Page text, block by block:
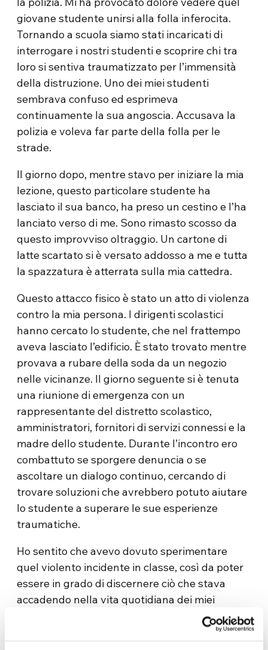
giovane studente unirsi alla folla inferocita.
Tornando a scuola siamo stati incaricati di
interrogare i nostri studenti e scoprire chi tra
loro si sentiva traumatizzato per l’immensità
della distruzione. Uno dei miei studenti
sembrava confuso ed esprimeva
continuamente la sua angoscia.Accusava la
polizia e voleva far parte della folla per le
strade.
Il giorno dopo, mentre stavo per iniziare la mia
lezione, questo particolare studente ha
lasciato il sua banco, ha preso un cestino e l’ha
lanciato verso di me. Sono rimasto scosso da
questo improvviso oltraggio. Un cartone di
latte scartato si è versato addosso a me e tutta
la spazzatura è atterrata sulla mia cattedra.
Questo attacco fisico è stato un atto di violenza
contro la mia persona. I dirigenti scolastici
hanno cercato lo studente, che nel frattempo
aveva lasciato l’edificio. È stato trovato mentre
provava a rubare della soda da un negozio
nelle vicinanze. Il giorno seguente si è tenuta
una riunione di emergenza con un
rappresentante del distretto scolastico,
amministratori, fornitori di servizi connessi e la
madre dello studente. Durante l’incontro ero
combattuto se sporgere denuncia o se
ascoltare un dialogo continuo, cercando di
trovare soluzioni che avrebbero potuto aiutare
lo studente a superare le sue esperienze
traumatiche.
Ho sentito che avevo dovuto sperimentare
quel violento incidente in classe, così da poter
essere in grado di discernere ciò che stava
accadendo nella vita quotidiana dei miei
Ho capito che
Dio mi ha messo in una situazione in cui ho